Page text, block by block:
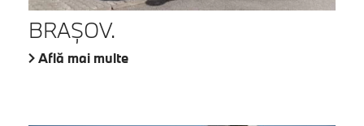
BRAŞOV.
Află mai multe